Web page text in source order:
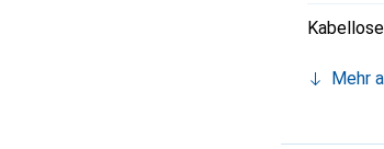
Mehr